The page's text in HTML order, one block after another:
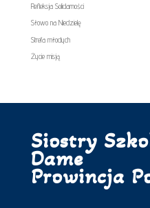
Refleksja Solidarności
Słowo na Niedzielę
Strefa młodych
Życie misją
Siostry
Dame
Prowincja